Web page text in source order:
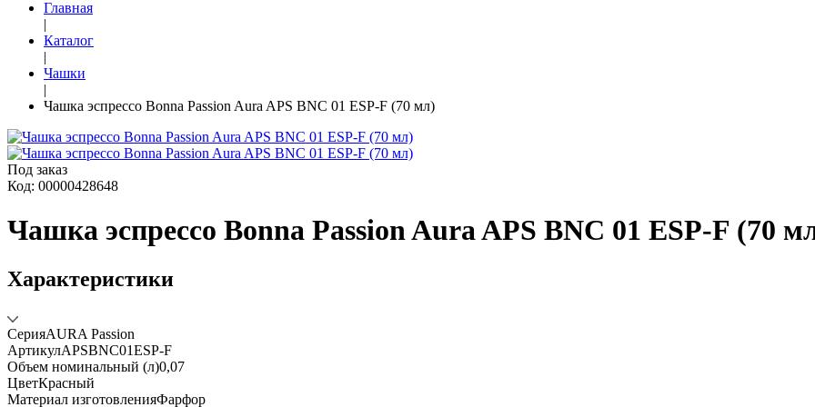
Главная
|
Каталог
|
Чашки
|
Чашка эспрессо Bonna Passion Aura APS BNC 01 ESP-F (70 мл)
Под заказ
Код: 00000428648
Чашка эспрессо Bonna Passion Aura APS BNC 01 ESP-F (70
Характеристики
СерияAURA Passion
АртикулAPSBNC01ESP-F
Объем номинальный (л)0,07
ЦветКрасный
Материал изготовленияФарфор